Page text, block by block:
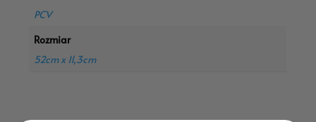
PCV
Rozmiar
52cm x 11,3cm